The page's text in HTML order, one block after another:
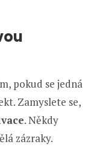
pokud se jedná
Zamyslete se,
. Někdy
zázraky.